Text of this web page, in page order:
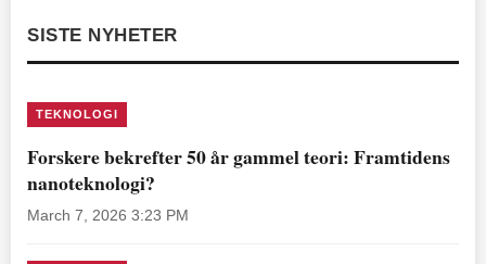
SISTE NYHETER
TEKNOLOGI
Forskere bekrefter 50 år gammel teori: Framtidens
nanoteknologi?
March 7, 2026 3:23 PM